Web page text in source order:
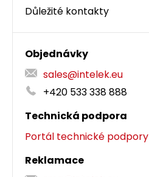
Důležité kontakty
Objednávky
sales@intelek.eu
+420 533 338 888
Technická podpora
Portál technické podpory
Reklamace